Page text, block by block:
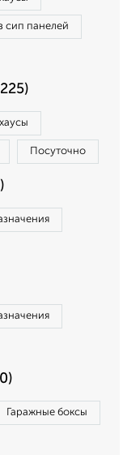
сип панелей
Посуточно
Гаражные боксы